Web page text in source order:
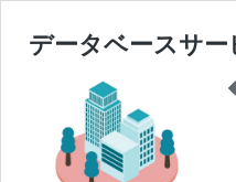
データベースサー